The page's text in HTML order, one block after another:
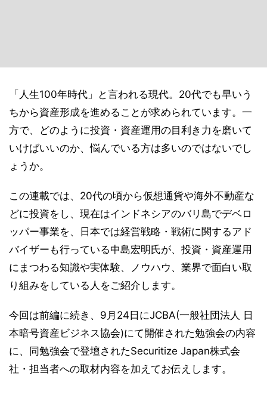
「人生100年時代」と言われる現代。20代でも早いう
ちから資産形成を進めることが求められています。一
方で、どのように投資・資産運用の目利き力を磨いて
いけばいいのか、悩んでいる方は多いのではないでし
ょうか。
この連載では、20代の頃から仮想通貨や海外不動産な
どに投資をし、現在はインドネシアのバリ島でデベロ
ッパー事業を、日本では経営戦略・戦術に関するアド
バイザーも行っている中島宏明氏が、投資・資産運用
にまつわる知識や実体験、ノウハウ、業界で面白い取
り組みをしている人をご紹介します。
今回は前編に続き、9月24日にJCBA(一般社団法人 日
本暗号資産ビジネス協会)にて開催された勉強会の内容
に、同勉強会で登壇されたSecuritize Japan株式会
社・担当者への取材内容を加えてお伝えします。